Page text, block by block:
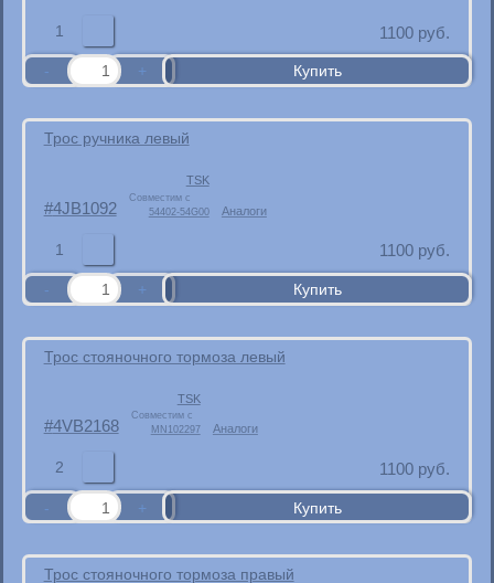
1 1100 руб.
Трос ручника левый
4JB1092
TSK
Совместим с
54402-54G00
Аналоги
1 1100 руб.
Трос стояночного тормоза левый
4VB2168
TSK
Совместим с
MN102297
Аналоги
2 1100 руб.
Трос стояночного тормоза правый